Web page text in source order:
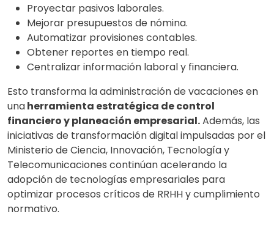
Proyectar pasivos laborales.
Mejorar presupuestos de nómina.
Automatizar provisiones contables.
Obtener reportes en tiempo real.
Centralizar información laboral y financiera.
Esto transforma la administración de vacaciones en
unaherramienta estratégica de control
financiero y planeación empresarial.Además, las
iniciativas de transformación digital impulsadas por el
Ministerio de Ciencia, Innovación, Tecnología y
Telecomunicaciones continúan acelerando la
adopción de tecnologías empresariales para
optimizar procesos críticos de RRHH y cumplimiento
normativo.